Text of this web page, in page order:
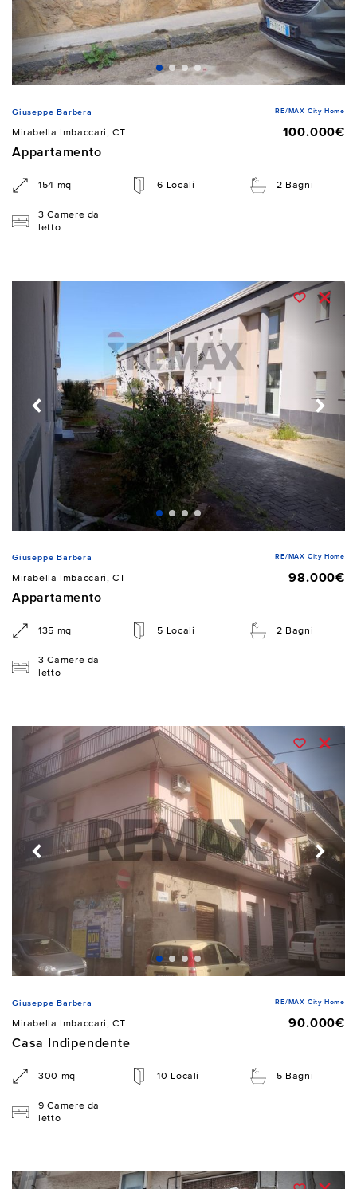
Giuseppe Barbera RE/MAX City Home
Mirabella Imbaccari, CT
100.000€
Appartamento
154 mq 6 Locali 2 Bagni
3 Camere da
letto
Giuseppe Barbera RE/MAX City Home
Mirabella Imbaccari, CT
98.000€
Appartamento
135 mq 5 Locali 2 Bagni
3 Camere da
letto
Giuseppe Barbera RE/MAX City Home
Mirabella Imbaccari, CT
90.000€
Casa Indipendente
300 mq 10 Locali 5 Bagni
9 Camere da
letto